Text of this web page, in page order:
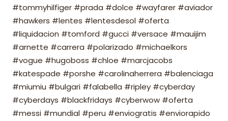
#tommyhilfiger #prada #dolce #wayfarer #aviador
#hawkers #lentes #lentesdesol #oferta
#liquidacion #tomford #gucci #versace #mauijim
#arnette #carrera #polarizado #michaelkors
#vogue #hugoboss #chloe #marcjacobs
#katespade #porshe #carolinaherrera #balenciaga
#miumiu #bulgari #falabella #ripley #cyberday
#cyberdays #blackfridays #cyberwow #oferta
#messi #mundial #peru #enviogratis #enviorapido